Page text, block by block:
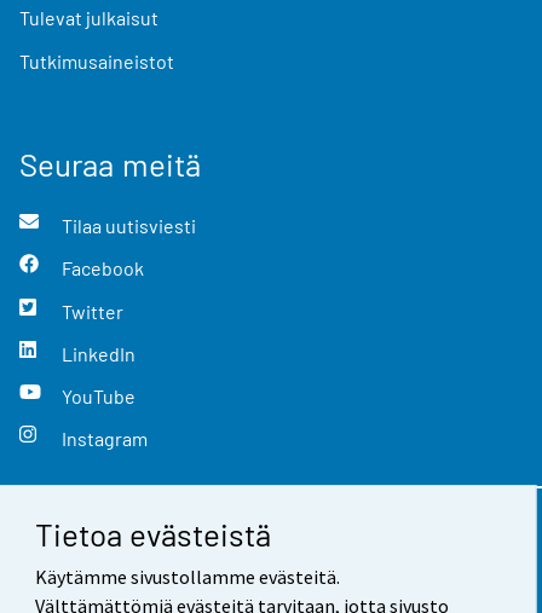
Tietoa evästeistä
Käytämme sivustollamme evästeitä.
Välttämättömiä evästeitä tarvitaan, jotta sivusto
Tulevat julkaisut
Tutkimusaineistot
Seuraa meitä
Tilaa uutisviesti
Facebook
Twitter
LinkedIn
YouTube
Instagram
Yhteystiedot
Palaute